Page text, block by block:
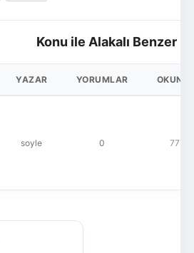
Konu ile Alakalı Benzer
YAZAR YORUMLAR
soyle 0 777